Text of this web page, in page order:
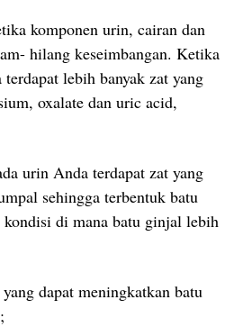
komponen urin, cairan dan
hilang keseimbangan. Ketika
lebih banyak zat yang
oxalate dan uric acid,
urin Anda terdapat zat yang
sehingga terbentuk batu
di mana batu ginjal lebih
dapat meningkatkan batu